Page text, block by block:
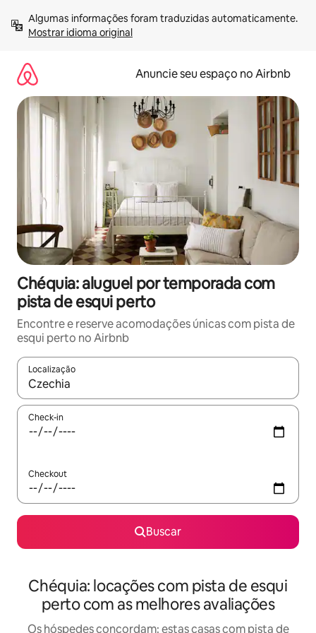
para
Mostrar idioma original
Anuncie seu espaço no Airbnb
Chéquia: aluguel por temporada com
pista de esqui perto
Encontre e reserve acomodações únicas com pista de
esqui perto no Airbnb
Localização
Quando os resultados estiverem disponíveis, explore-os
Check-in
Checkout
Buscar
Chéquia: locações com pista de esqui
perto com as melhores avaliações
Os hóspedes concordam: estas casas com pista de